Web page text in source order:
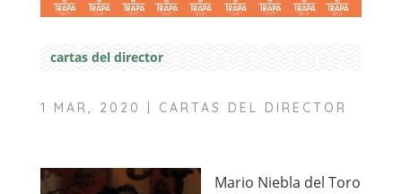
cartas del director
1 MAR, 2020 CARTAS DEL DIRECTOR
Mario Niebla del Toro